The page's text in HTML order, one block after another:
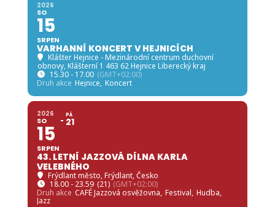
2026
SO
15
SRPEN
VARHANNÍ KONCERT V HEJNICÍCH
Klášter Hejnice - Mezinárodní centrum duchovní
obnovy, Klášterní 1 463 62 Hejnice Liberecký kraj
15.30 - 17.00 (GMT+02:00)
Druh akce Hejnice, Koncert
2026
SO
15
SRPEN
PÁ
21
43. LETNÍ JAZZOVÁ DÍLNA KARLA
VELEBNÉHO
Frýdlant město, Frýdlant, Česko
18.00 - 23.59 (21) (GMT+02:00)
Druh akce CAFÉ Jazzová osvěžovna, Festival, Hudba,
Jazz